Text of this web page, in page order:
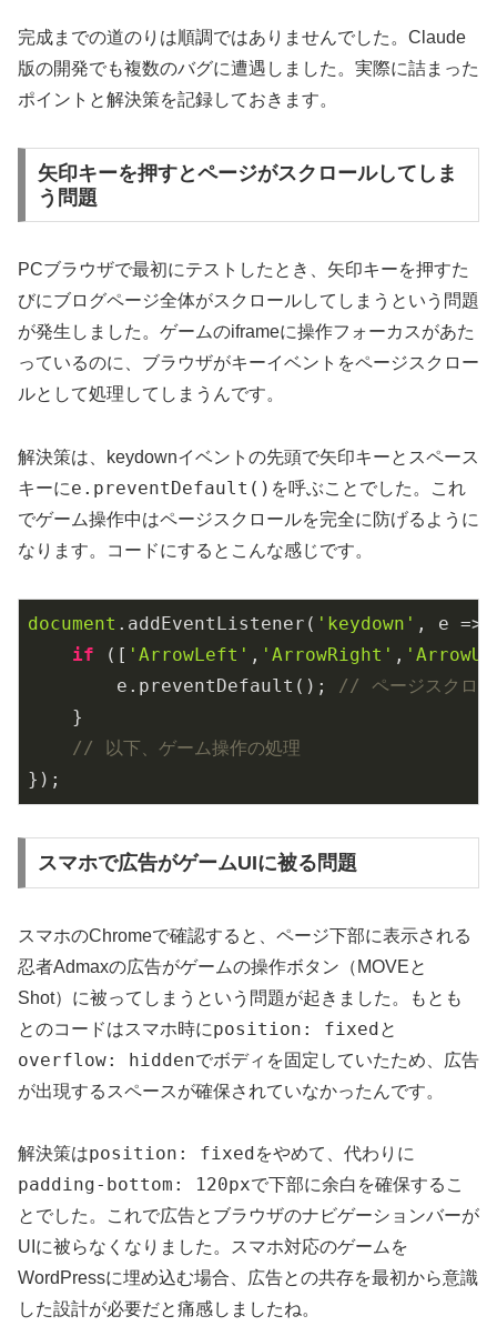
完成までの道のりは順調ではありませんでした。Claude
版の開発でも複数のバグに遭遇しました。実際に詰まった
ポイントと解決策を記録しておきます。
矢印キーを押すとページがスクロールしてしま
う問題
PCブラウザで最初にテストしたとき、矢印キーを押すた
びにブログページ全体がスクロールしてしまうという問題
が発生しました。ゲームのiframeに操作フォーカスがあた
っているのに、ブラウザがキーイベントをページスクロー
ルとして処理してしまうんです。
解決策は、keydownイベントの先頭で矢印キーとスペース
キーにe.preventDefault() を呼ぶことでした。これ
でゲーム操作中はページスクロールを完全に防げるように
なります。コードにするとこんな感じです。
document .addEventListener( 'keydown' , e =>
if ([ 'ArrowLeft' , 'ArrowRight' ,
        e.preventDefault();
// ページスクロー
    }
// 以下、ゲーム操作の処理
});
スマホで広告がゲームUIに被る問題
スマホのChromeで確認すると、ページ下部に表示される
忍者Admaxの広告がゲームの操作ボタン（MOVEと
Shot）に被ってしまうという問題が起きました。もとも
とのコードはスマホ時にposition: fixedと
overflow: hiddenでボディを固定していたため、広告
が出現するスペースが確保されていなかったんです。
解決策はposition: fixed をやめて、代わりに
padding-bottom: 120pxで下部に余白を確保するこ
とでした。これで広告とブラウザのナビゲーションバーが
UIに被らなくなりました。スマホ対応のゲームを
WordPressに埋め込む場合、広告との共存を最初から意識
した設計が必要だと痛感しましたね。